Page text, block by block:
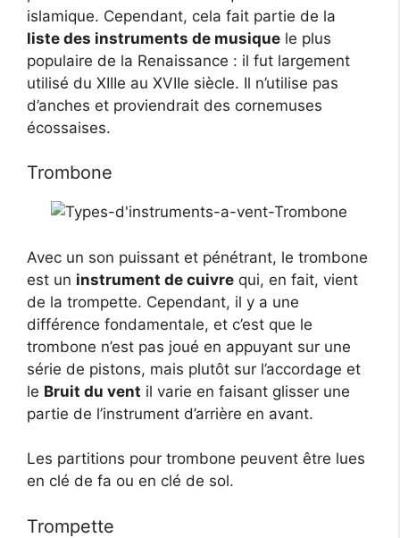
islamique. Cependant, cela fait partie de la
liste des instruments de musique le plus
populaire de la Renaissance : il fut largement
utilisé du XIIIe au XVIIe siècle. Il n’utilise pas
d’anches et proviendrait des cornemuses
écossaises.
Trombone
Avec un son puissant et pénétrant, le trombone
est un instrument de cuivre qui, en fait, vient
de la trompette. Cependant, il y a une
différence fondamentale, et c’est que le
trombone n’est pas joué en appuyant sur une
série de pistons, mais plutôt sur l’accordage et
le Bruit du vent il varie en faisant glisser une
partie de l’instrument d’arrière en avant.
Les partitions pour trombone peuvent être lues
en clé de fa ou en clé de sol.
Trompette